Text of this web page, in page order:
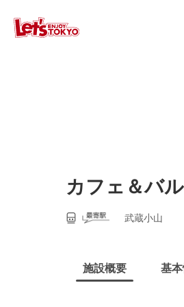
カフェ＆バ
武蔵小山
施設概要 基